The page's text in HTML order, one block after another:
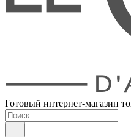
Готовый интернет-магазин